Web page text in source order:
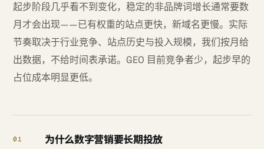
起步阶段几乎看不到变化，稳定的非品牌词增长通常要数
月才会出现——已有权重的站点更快，新域名更慢。实际
节奏取决于行业竞争、站点历史与投入规模，我们按月给
出数据，不给时间表承诺。GEO 目前竞争者少，起步早的
占位成本明显更低。
01 为什么数字营销要长期投放